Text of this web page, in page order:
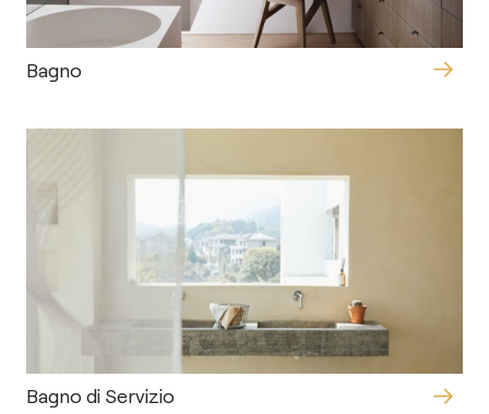
Bagno
Bagno di Servizio